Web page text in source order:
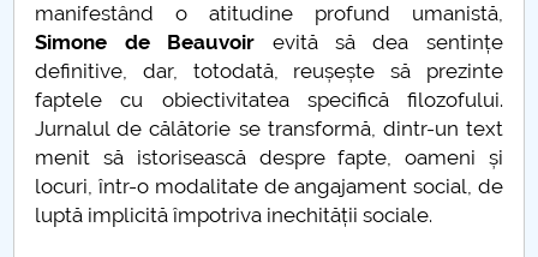
Ce mai rămâne uman în transumanism
Thomas Molnar
In memoriam Luiza Petre PARVAN
Un model socio-politic deformat
manifestând o atitudine profund umanistă,
Simone de Beauvoir evită să dea sentințe
definitive, dar, totodată, reușește să prezinte
faptele cu obiectivitatea specifică filozofului.
Jurnalul de călătorie se transformă, dintr-un text
menit să istorisească despre fapte, oameni și
locuri, într-o modalitate de angajament social, de
luptă implicită împotriva inechității sociale.